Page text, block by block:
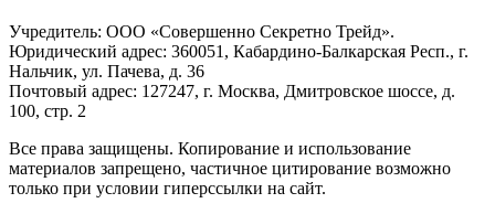
Учредитель: ООО «Совершенно Секретно Трейд».
Юридический адрес: 360051, Кабардино-Балкарская Респ., г.
Нальчик, ул. Пачева, д. 36
Почтовый адрес: 127247, г. Москва, Дмитровское шоссе, д.
100, стр. 2
Все права защищены. Копирование и использование
материалов запрещено, частичное цитирование возможно
только при условии гиперссылки на сайт.